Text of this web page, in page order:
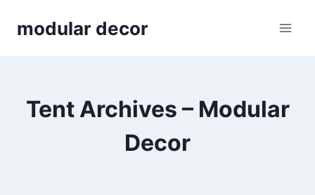
modular decor
Tent Archives – Modular
Decor